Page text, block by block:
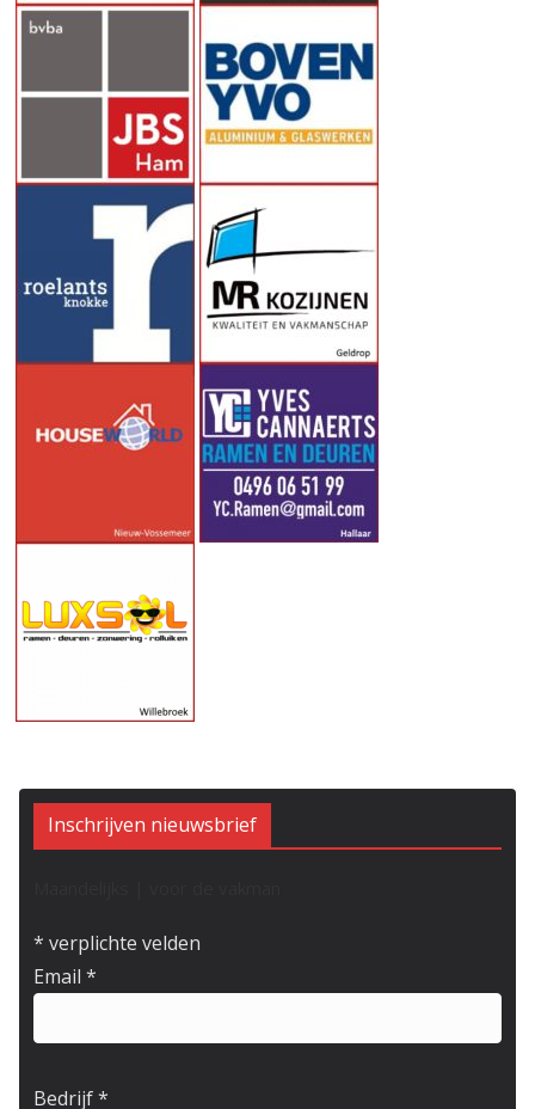
Inschrijven nieuwsbrief
* verplichte velden
Email *
Bedrijf*